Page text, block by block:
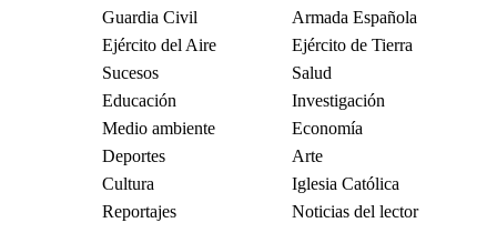
Guardia Civil
Armada Española
Ejército del Aire
Ejército de Tierra
Sucesos
Salud
Educación
Investigación
Medio ambiente
Economía
Deportes
Arte
Cultura
Iglesia Católica
Reportajes
Noticias del lector